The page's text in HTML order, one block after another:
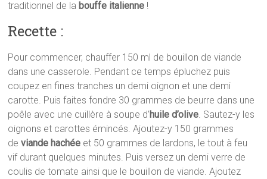
traditionnel de la bouffe italienne !
Recette :
Pour commencer, chauffer 150 ml de bouillon de viande
dans une casserole. Pendant ce temps épluchez puis
coupez en fines tranches un demi oignon et une demi
carotte. Puis faites fondre 30 grammes de beurre dans une
poêle avec une cuillère à soupe d’huile d’olive . Sautez-y les
oignons et carottes émincés. Ajoutez-y 150 grammes
deviande hachée et 50 grammes de lardons, le tout à feu
vif durant quelques minutes. Puis versez un demi verre de
coulis de tomate ainsi que le bouillon de viande. Ajoutez